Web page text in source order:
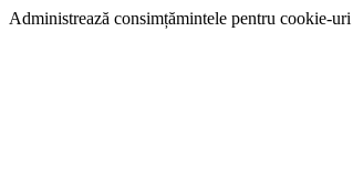
Administrează consimțămintele pentru cookie-uri